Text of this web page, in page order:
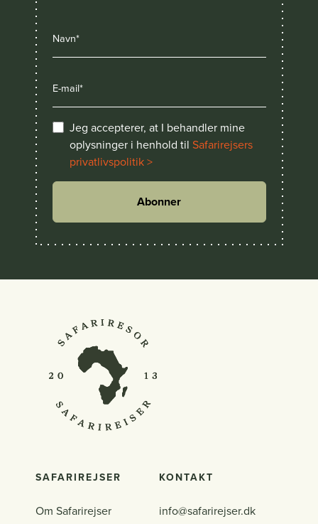
Jeg accepterer, at I behandler mine
oplysninger i henhold til Safarirejsers
privatlivspolitik >
Abonner
SAFARIREJSER
Om Safarirejser
KONTAKT
info@safarirejser.dk